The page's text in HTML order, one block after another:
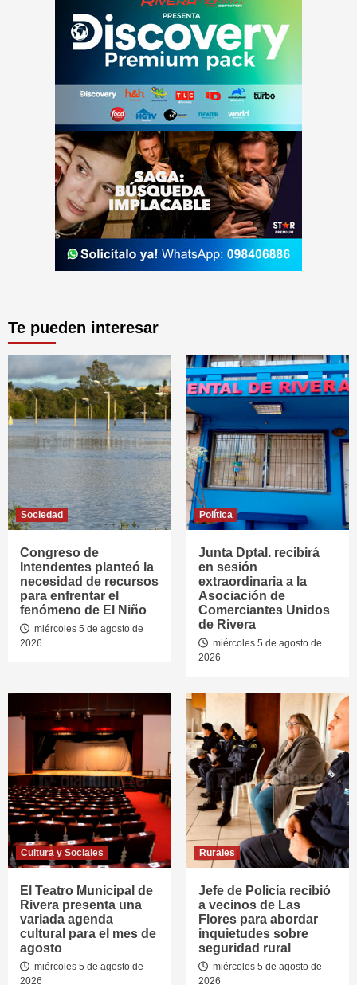
Te pueden interesar
Sociedad
Congreso de
Intendentes planteó la
necesidad de recursos
para enfrentar el
fenómeno de El Niño
miércoles 5 de agosto de
2026
Política
Junta Dptal. recibirá
en sesión
extraordinaria a la
Asociación de
Comerciantes Unidos
de Rivera
miércoles 5 de agosto de
2026
Cultura y Sociales
El Teatro Municipal de
Rivera presenta una
variada agenda
cultural para el mes de
agosto
miércoles 5 de agosto de
2026
Rurales
Jefe de Policía recibió
a vecinos de Las
Flores para abordar
inquietudes sobre
seguridad rural
miércoles 5 de agosto de
2026